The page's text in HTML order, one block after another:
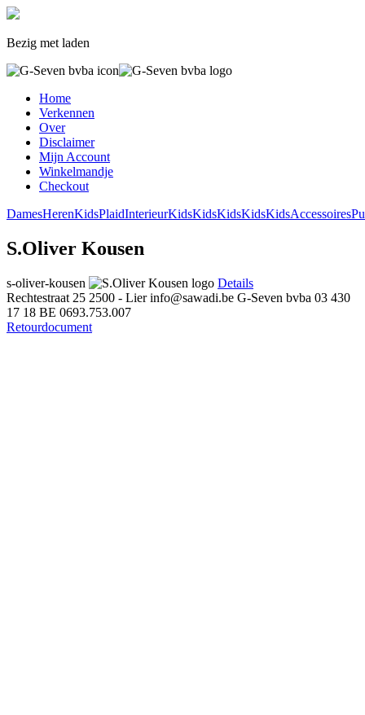
Bezig met laden
Home
Verkennen
Over
Disclaimer
Mijn Account
Winkelmandje
Checkout
DamesHerenKidsPlaidInterieurKidsKidsKidsKidsKidsAccessoires
S.Oliver Kousen
s-oliver-kousen
Details
Rechtestraat 25 2500 - Lier info@sawadi.be G-Seven bvba 03 430
17 18 BE 0693.753.007
Retourdocument